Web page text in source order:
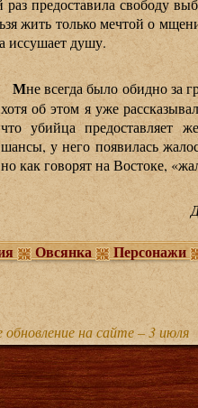
предоставила свободу
жить только мечтой о
иссушает душу.
Мне всегда было обидно за
хотя об этом я уже
что убийца предоставляет
шансы, у него появилась
но как говорят на Востоке,
Овсянка Персонажи
обновление на сайте – 3 июля